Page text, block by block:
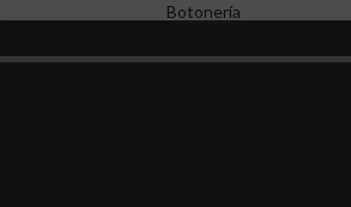
Botonería